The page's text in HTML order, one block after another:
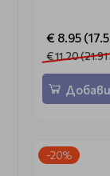
€ 8.95
€ 11.20
-20%